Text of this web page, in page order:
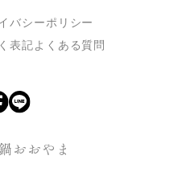
バシーポリシー
表記よくある質問
おおやま